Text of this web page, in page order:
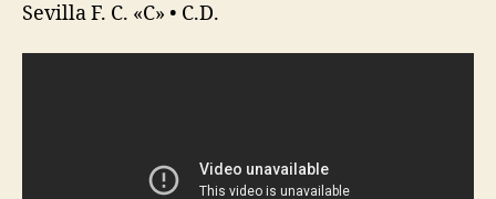
Sevilla F. C. «C» • C.D.